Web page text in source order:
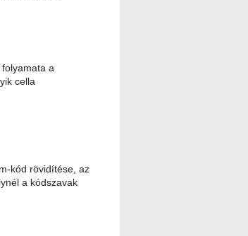
a
cella
kód rövidítése, az
a kódszavak